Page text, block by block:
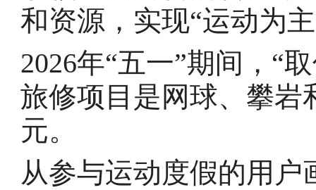
和资源，实现“运动为
2026年“五一”期间，“
旅修项目是网球、攀岩
元。
从参与运动度假的用